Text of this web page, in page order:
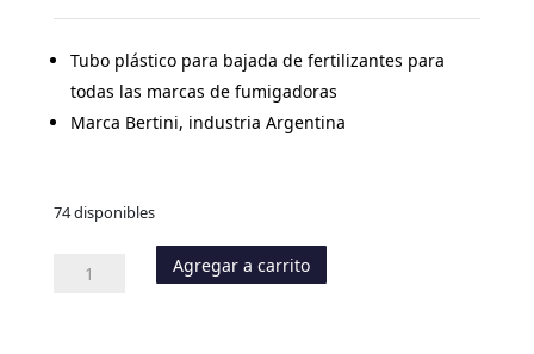
Tubo plástico para bajada de fertilizantes para
todas las marcas de fumigadoras
Marca Bertini, industria Argentina
74 disponibles
Tubo
Agregar a carrito